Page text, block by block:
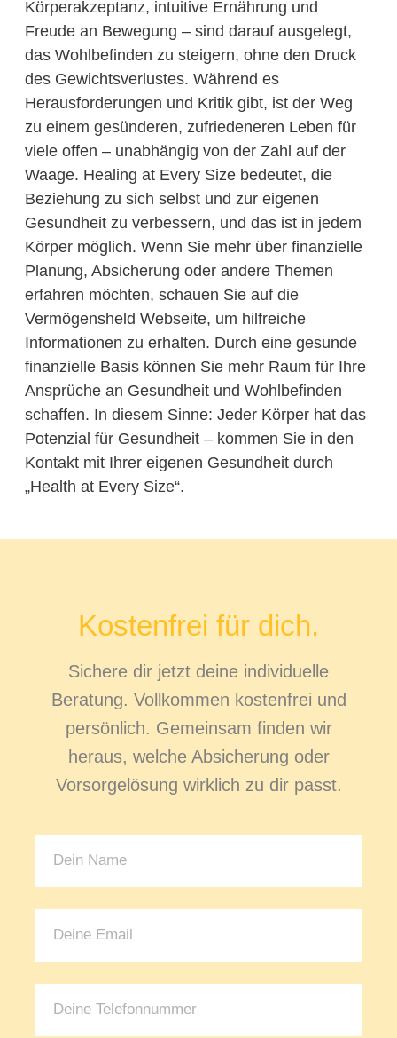
Körperakzeptanz, intuitive Ernährung und
Freude an Bewegung – sind darauf ausgelegt,
das Wohlbefinden zu steigern, ohne den Druck
des Gewichtsverlustes. Während es
Herausforderungen und Kritik gibt, ist der Weg
zu einem gesünderen, zufriedeneren Leben für
viele offen – unabhängig von der Zahl auf der
Waage. Healing at Every Size bedeutet, die
Beziehung zu sich selbst und zur eigenen
Gesundheit zu verbessern, und das ist in jedem
Körper möglich. Wenn Sie mehr über finanzielle
Planung, Absicherung oder andere Themen
erfahren möchten, schauen Sie auf die
Vermögensheld Webseite, um hilfreiche
Informationen zu erhalten. Durch eine gesunde
finanzielle Basis können Sie mehr Raum für Ihre
Ansprüche an Gesundheit und Wohlbefinden
schaffen. In diesem Sinne: Jeder Körper hat das
Potenzial für Gesundheit – kommen Sie in den
Kontakt mit Ihrer eigenen Gesundheit durch
„Health at Every Size“.
Kostenfrei für dich.
Sichere dir jetzt deine individuelle
Beratung. Vollkommen kostenfrei und
persönlich. Gemeinsam finden wir
heraus, welche Absicherung oder
Vorsorgelösung wirklich zu dir passt.